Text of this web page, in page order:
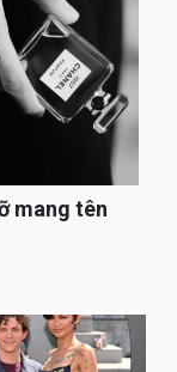
mang tên